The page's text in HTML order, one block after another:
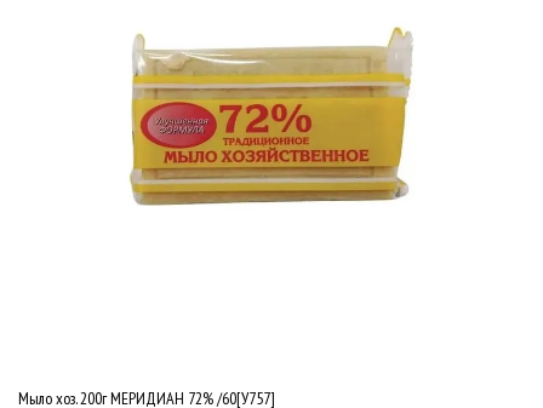
Мыло хоз. 200г МЕРИДИАН 72% /60[У757]